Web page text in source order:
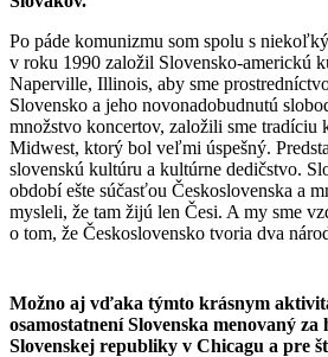
Po páde komunizmu som spolu s
v roku 1990 založil Slovensko-americkú
Naperville, Illinois, aby sme
Slovensko a jeho novonadobudnutú
množstvo koncertov, založili sme tradíciu
Midwest, ktorý bol veľmi úspešný.
slovenskú kultúru a kultúrne dedičstvo.
období ešte súčasťou Československa a
mysleli, že tam žijú len Česi. A my sme
o tom, že Československo tvoria dva
Možno aj vďaka týmto krásnym
osamostatnení Slovenska menovaný
Slovenskej republiky v Chicagu a pre